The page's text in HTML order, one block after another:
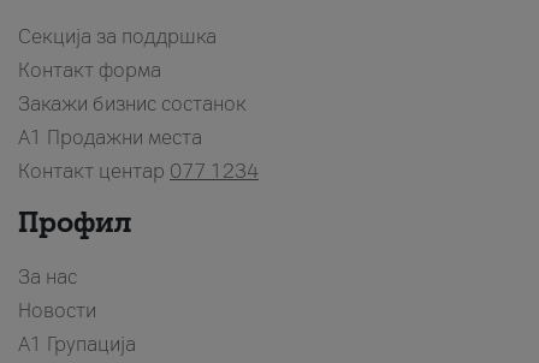
Секција за поддршка
Контакт форма
Закажи бизнис состанок
A1 Продажни места
Контакт центар 077 1234
Профил
За нас
Новости
А1 Групација